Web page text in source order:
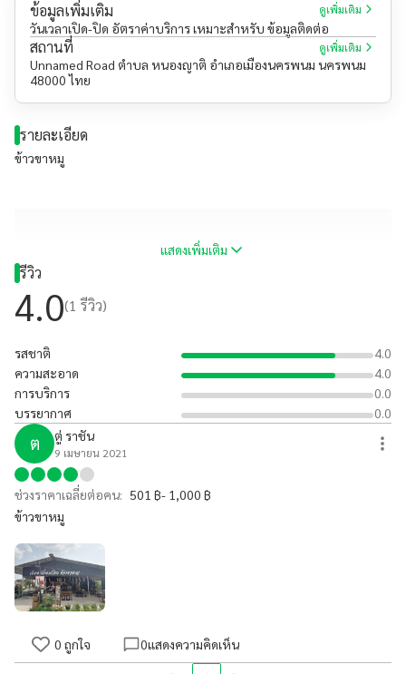
ข้อมูลเพิ่มเติม ดูเพิ่มเติม
วันเวลาเปิด-ปิด อัตราค่าบริการ เหมาะสำหรับ ข้อมูลติดต่อ
สถานที่ ดูเพิ่มเติม
Unnamed Road ตำบล หนองญาติ อำเภอเมืองนครพนม นครพนม
48000 ไทย
รายละเอียด
ข้าวขาหมู
แสดงเพิ่มเติม
รีวิว
4.0(1 รีวิว)
รสชาติ
4.0
ความสะอาด
4.0
การบริการ
0.0
บรรยากาศ
0.0
ต ตู่ ราชัน
9 เมษายน 2021
ช่วงราคาเฉลี่ยต่อคน: 501 ฿- 1,000 ฿
ข้าวขาหมู
0 ถูกใจ 0แสดงความคิดเห็น